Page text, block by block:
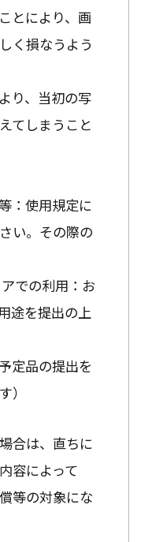
とにより、画
く損なうよう
り、当初の写
てしまうこと
：使用規定に
い。その際の
での利用：お
途を提出の上
定品の提出を
）
合は、直ちに
容によって
等の対象にな